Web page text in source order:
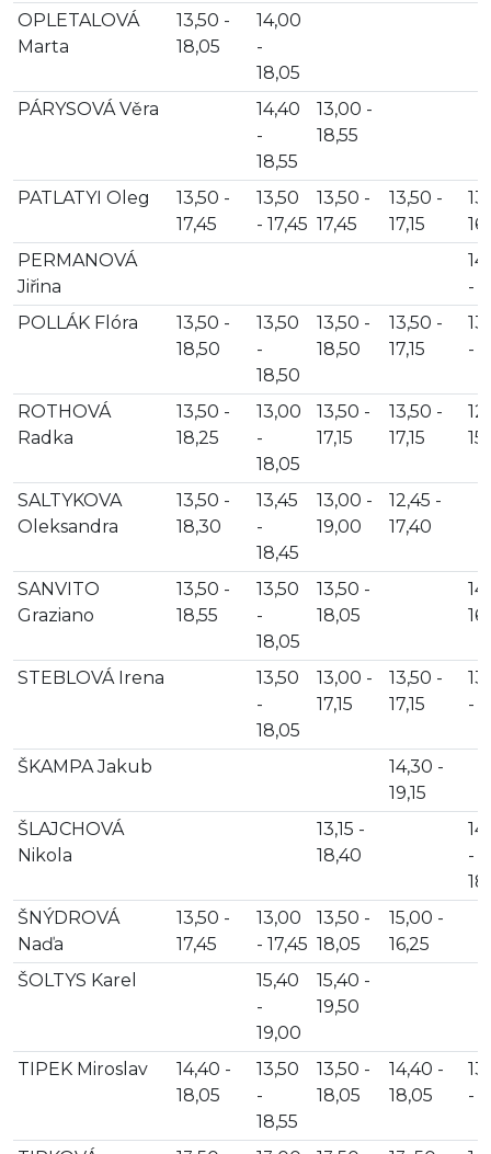
OPLETALOVÁ
Marta
13,50 -
18,05
14,00
-
18,05
PÁRYSOVÁ Věra
14,40
-
18,55
13,00 -
18,55
PATLATYI Oleg
13,50 -
17,45
13,50
- 17,45
13,50 -
17,45
13,50 -
17,15
PERMANOVÁ
Jiřina
-
POLLÁK Flóra
13,50 -
18,50
13,50
-
18,50
13,50 -
18,50
13,50 -
17,15
-
ROTHOVÁ
Radka
13,50 -
18,25
13,00
-
18,05
13,50 -
17,15
13,50 -
17,15
SALTYKOVA
Oleksandra
13,50 -
18,30
13,45
-
18,45
13,00 -
19,00
12,45 -
17,40
SANVITO
Graziano
13,50 -
18,55
13,50
-
18,05
13,50 -
18,05
STEBLOVÁ Irena
13,50
-
18,05
13,00 -
17,15
13,50 -
17,15
-
ŠKAMPA Jakub
14,30 -
19,15
ŠLAJCHOVÁ
Nikola
13,15 -
18,40
-
ŠNÝDROVÁ
Naďa
13,50 -
17,45
13,00
- 17,45
13,50 -
18,05
15,00 -
16,25
ŠOLTYS Karel
15,40
-
19,00
15,40 -
19,50
TIPEK Miroslav
14,40 -
18,05
13,50
-
18,55
13,50 -
18,05
14,40 -
18,05
-